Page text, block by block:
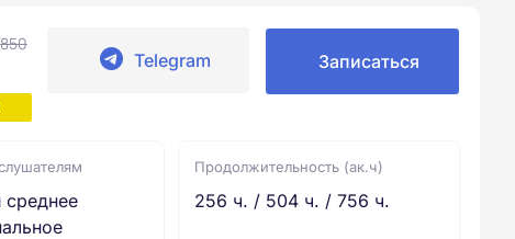
Telegram Записаться
Продолжительность (ак.ч)
256 ч. / 504 ч. / 756 ч.